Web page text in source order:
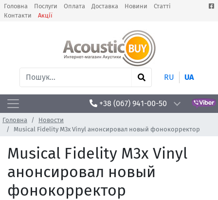
Головна Послуги Оплата Доставка Новини
Статті
Контакти
Акції
RU UA
+38 (067) 941-00-50
Головна
Новости
Musical Fidelity M3x Vinyl анонсировал новый фонокорректор
Musical Fidelity M3x Vinyl
анонсировал новый
фонокорректор